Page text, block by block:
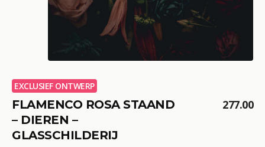
EXCLUSIEF ONTWERP
FLAMENCO ROSA STAAND
– DIEREN –
GLASSCHILDERIJ
277.00